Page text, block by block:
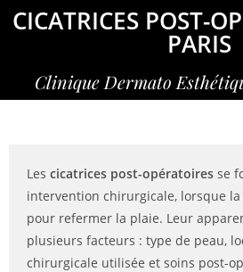
CICATRICES POST-
PARIS
Clinique Dermato
Les cicatrices post-opératoires se
intervention chirurgicale, lorsque la
pour refermer la plaie. Leur
plusieurs facteurs : type de peau,
chirurgicale utilisée et soins post-